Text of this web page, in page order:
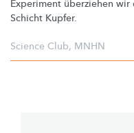
Experiment überziehen
Schicht Kupfer.
Science Club, MNHN